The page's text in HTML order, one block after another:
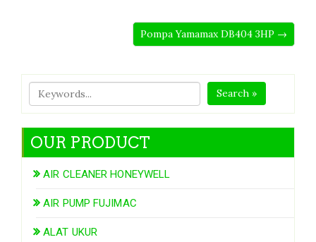
Pompa Yamamax DB404 3HP →
Search »
OUR PRODUCT
AIR CLEANER HONEYWELL
AIR PUMP FUJIMAC
ALAT UKUR